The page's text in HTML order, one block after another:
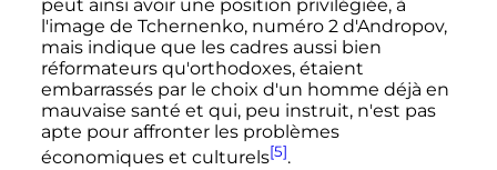
peut ainsi avoir une position privilégiée, à
l'image de Tchernenko, numéro 2 d'Andropov,
mais indique que les cadres aussi bien
réformateurs qu'orthodoxes, étaient
embarrassés par le choix d'un homme déjà en
mauvaise santé et qui, peu instruit, n'est pas
apte pour affronter les problèmes
économiques et culturels[5].